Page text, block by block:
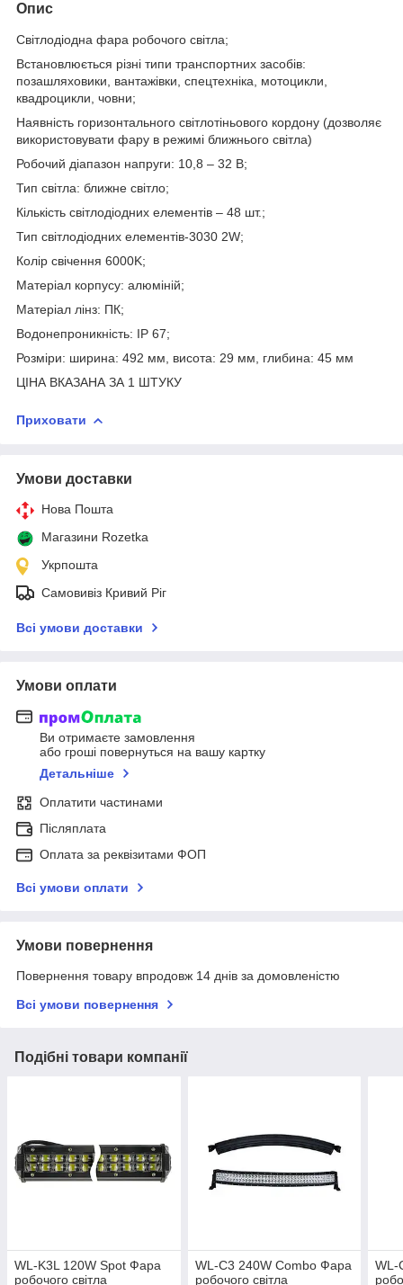
Опис
Світлодіодна фара робочого світла;
Встановлюється різні типи транспортних засобів:
позашляховики, вантажівки, спецтехніка, мотоцикли,
квадроцикли, човни;
Наявність горизонтального світлотіньового кордону (дозволяє
використовувати фару в режимі ближнього світла)
Робочий діапазон напруги: 10,8 – 32 В;
Тип світла: ближне світло;
Кількість світлодіодних елементів – 48 шт.;
Тип світлодіодних елементів-3030 2W;
Колір свічення 6000K;
Матеріал корпусу: алюміній;
Матеріал лінз: ПК;
Водонепроникність: IP 67;
Розміри: ширина: 492 мм, висота: 29 мм, глибина: 45 мм
ЦІНА ВКАЗАНА ЗА 1 ШТУКУ
Приховати
Умови доставки
Нова Пошта
Магазини Rozetka
Укрпошта
Самовивіз Кривий Ріг
Всі умови доставки
Умови оплати
Ви отримаєте замовлення
або гроші повернуться на вашу картку
Детальніше
Оплатити частинами
Післяплата
Оплата за реквізитами ФОП
Всі умови оплати
Умови повернення
Повернення товару впродовж 14 днів за домовленістю
Всі умови повернення
Подібні товари компанії
WL-K3L 120W Spot Фара
робочого світла
WL-С3 240W Combo Фара
робочого світла
WL-